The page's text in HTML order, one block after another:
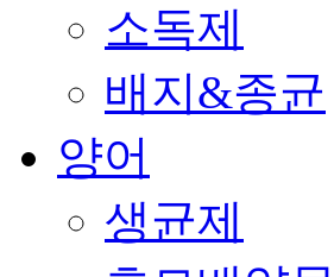
소독제
배지&종균
양어
생균제